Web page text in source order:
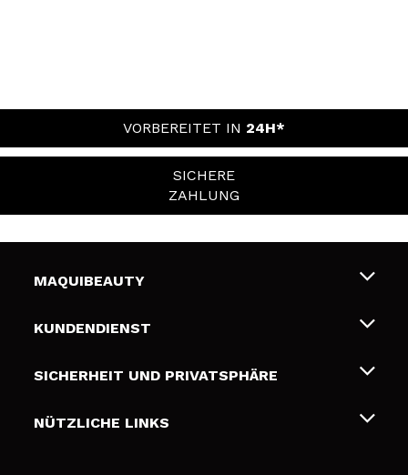
VORBEREITET IN 24H*
SICHERE
ZAHLUNG
MAQUIBEAUTY
Über uns
Geschenkkarten
KUNDENDIENST
Liefer- und Versandkosten
Zahlung
SICHERHEIT UND PRIVATSPHÄRE
Bedingungen und Datenschutz
NÜTZLICHE LINKS